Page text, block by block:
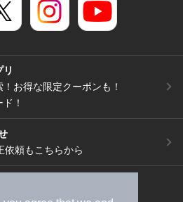
お得な限定クーポンも！
！
依頼もこちらから